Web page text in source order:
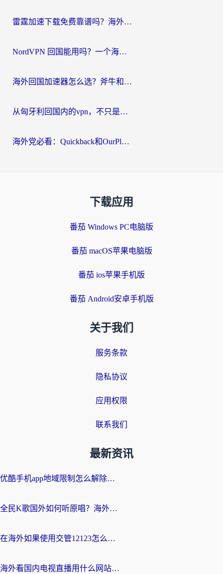
雷霆加速下载免费靠谱吗？海外党选回国加速器的避坑指南（附热门工具对比）
NordVPN 回国能用吗？一个海外用户必须面对的真实困境
海外回国加速器怎么选？斧牛和海龟哪个好？一篇帮你避开坑的实用指南
从匈牙利回国内的vpn，不只是为了刷剧那么简单
海外党必看：Quickback和OurPlay好用吗？3分钟选对回国加速器，无缝刷剧玩游戏
下载应用
番茄 Windows PC电脑版
番茄 macOS苹果电脑版
番茄 ios苹果手机版
番茄 Android安卓手机版
关于我们
服务条款
隐私协议
应用权限
联系我们
最新资讯
优酷手机app地域限制怎么解除？海外党亲测有效的追剧方案
全民K歌国外如何听原唱？海外党亲测有效的回国加速器选择指南
在海外如果使用交管12123怎么处理？留学生亲测有效的回国加速方案
海外看国内电视直播用什么网站比较好？一篇解决你所有追剧难题的实用指南